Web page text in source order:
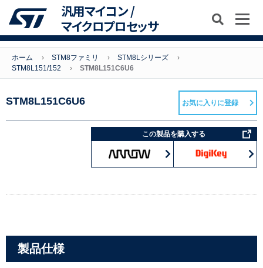
汎用マイコン /
マイクロプロセッサ
ホーム STM8ファミリ
STM8Lシリーズ
STM8L151/152
STM8L151C6U6
STM8L151C6U6
この製品を購入する
お気に入りに登録
製品仕様